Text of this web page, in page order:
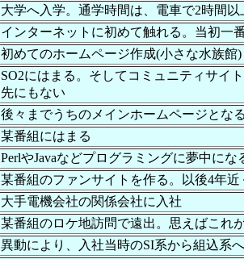
大学へ入学。通学時間は、電車で2時間以
インターネットに初めて触れる。当初一
初めてのホームページ作成(小さな水族館)
SO2にはまる。そしてコミュニティサイ
先にもない
後々までうちのメインホームページとな
某番組にはまる
PerlやJavaなどプログラミングに夢中にな
某番組のファンサイトを作る。以後4年
大手電機会社の関係会社に入社
某番組のロケ地訪問で遠出。思えばこれ
異動により、入社当時のSI系から組込系へ